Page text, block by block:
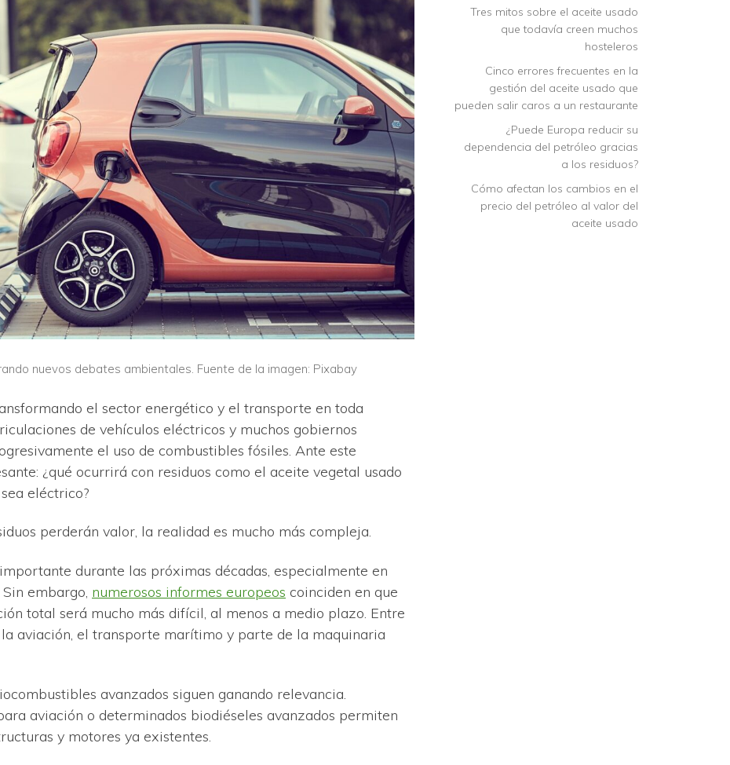
nuevos debates ambientales. Fuente de la imagen: Pixabay
el sector energético y el transporte en toda
de vehículos eléctricos y muchos gobiernos
el uso de combustibles fósiles. Ante este
¿qué ocurrirá con residuos como el aceite vegetal usado
eléctrico?
perderán valor, la realidad es mucho más compleja.
durante las próximas décadas, especialmente en
embargo, numerosos informes europeos coinciden en que
total será mucho más difícil, al menos a medio plazo. Entre
aviación, el transporte marítimo y parte de la maquinaria
avanzados siguen ganando relevancia.
aviación o determinados biodiéseles avanzados permiten
y motores ya existentes.
Tres mitos sobre el aceite usado
que todavía creen muchos
hosteleros
Cinco errores frecuentes en la
gestión del aceite usado que
pueden salir caros a un restaurante
¿Puede Europa reducir su
dependencia del petróleo gracias
a los residuos?
Cómo afectan los cambios en el
precio del petróleo al valor del
aceite usado